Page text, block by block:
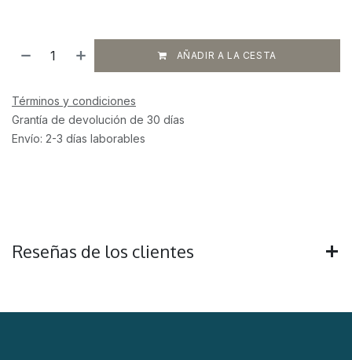
AÑADIR A LA CESTA
Términos y condiciones
Grantía de devolución de 30 días
Envío: 2-3 días laborables
Reseñas de los clientes